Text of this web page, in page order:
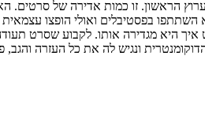
היא מגדירה אותו. לקבוע שסרט
ונגיש לה את כל העזרה